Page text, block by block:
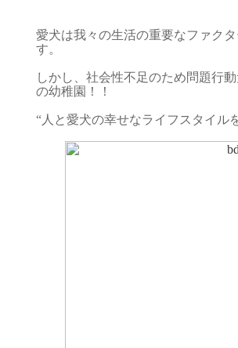
愛犬は我々の生活の重要なファク
す。
しかし、社会性不足のため問題行
の幼稚園！！
“人と愛犬の幸せなライフスタイ